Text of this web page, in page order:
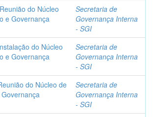
do Núcleo
e Governança
Secretaria de
Governança Interna
- SGI
do Núcleo
e Governança
Secretaria de
Governança Interna
- SGI
do Núcleo de
Secretaria de
Governança Interna
- SGI